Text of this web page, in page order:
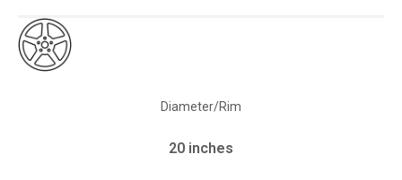
Diameter/Rim
20 inches